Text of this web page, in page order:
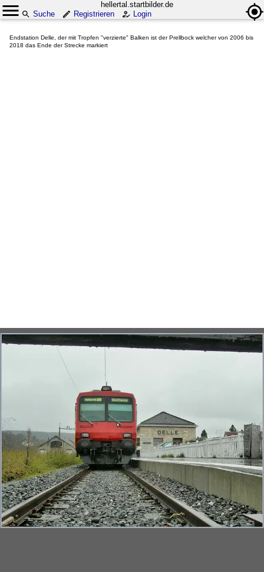
hellertal.startbilder.de
Suche
Registrieren Login
Endstation Delle, der mit Tropfen "verzierte" Balken ist der Prellbock welcher von 2006 bis
2018 das Ende der Strecke markiert